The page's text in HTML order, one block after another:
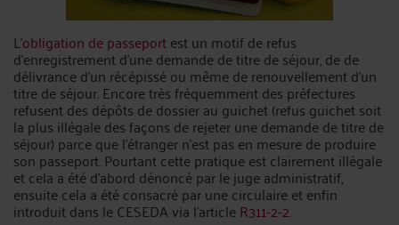
L’obligation de passeportest un motif de refus
d’enregistrement d’une demande de titre de séjour, de de
délivrance d’un récépissé ou même de renouvellement d’un
titre de séjour. Encore très fréquemment des préfectures
refusent des dépôts de dossier au guichet (refus guichet soit
la plus illégale des façons de rejeter une demande de titre de
séjour) parce que l’étranger n’est pas en mesure de produire
son passeport. Pourtant cette pratique est clairement illégale
et cela a été d’abord dénoncé par le juge administratif,
ensuite cela a été consacré par une circulaire et enfin
introduit dans le CESEDA via l’articleR311-2-2.